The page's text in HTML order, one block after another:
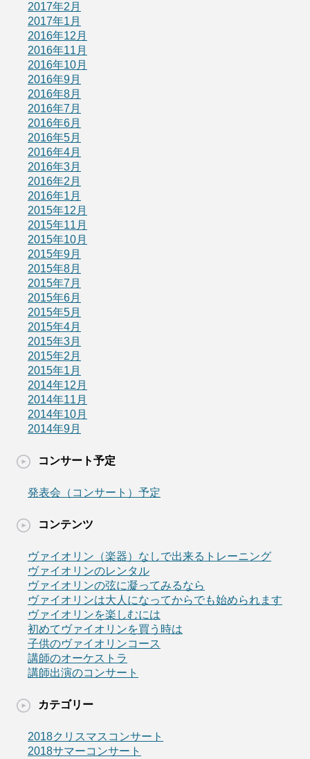
2017年2月
2017年1月
2016年12月
2016年11月
2016年10月
2016年9月
2016年8月
2016年7月
2016年6月
2016年5月
2016年4月
2016年3月
2016年2月
2016年1月
2015年12月
2015年11月
2015年10月
2015年9月
2015年8月
2015年7月
2015年6月
2015年5月
2015年4月
2015年3月
2015年2月
2015年1月
2014年12月
2014年11月
2014年10月
2014年9月
コンサート予定
発表会（コンサート）予定
コンテンツ
ヴァイオリン（楽器）なしで出来るトレーニング
ヴァイオリンのレンタル
ヴァイオリンの弦に凝ってみるなら
ヴァイオリンは大人になってからでも始められます
ヴァイオリンを楽しむには
初めてヴァイオリンを買う時は
子供のヴァイオリンコース
講師のオーケストラ
講師出演のコンサート
カテゴリー
2018クリスマスコンサート
2018サマーコンサート